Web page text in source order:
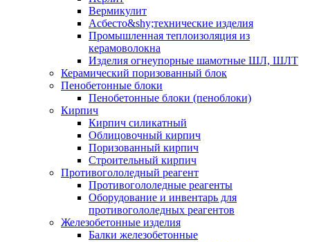
Вермикулит
Асбесто&shy;технические изделия
Промышленная теплоизоляция из
керамоволокна
Изделия огнеупорные шамотные ШЛ, ШЛТ
Керамический поризованный блок
Пенобетонные блоки
Пенобетонные блоки (пеноблоки)
Кирпич
Кирпич силикатный
Облицовочный кирпич
Поризованный кирпич
Строительный кирпич
Противогололедный реагент
Противогололедные реагенты
Оборудование и инвентарь для
противогололедных реагентов
Железобетонные изделия
Балки железобетонные